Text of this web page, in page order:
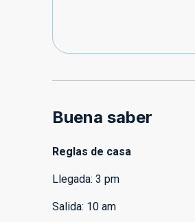
Buena saber
Reglas de casa
Llegada: 3 pm
Salida: 10 am